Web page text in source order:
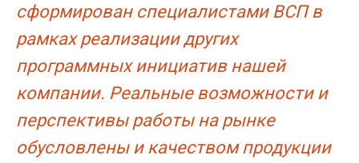
сформирован специалистами ВСП в
рамках реализации других
программных инициатив нашей
компании. Реальные возможности и
перспективы работы на рынке
обусловлены и качеством продукции